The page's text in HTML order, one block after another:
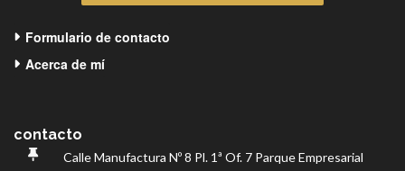
Formulario de contacto
Acerca de mí
contacto
Calle Manufactura Nº 8 Pl. 1ª Of. 7 Parque Empresarial